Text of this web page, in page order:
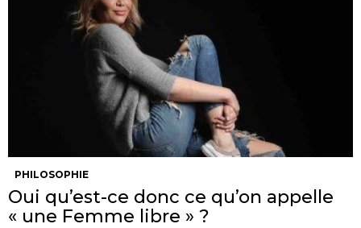
PHILOSOPHIE
Oui qu’est-ce donc ce qu’on appelle
« une Femme libre » ?